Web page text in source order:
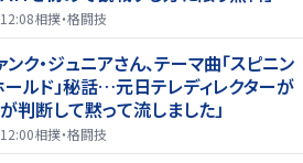
相撲・格闘技
ンク・ジュニアさん、テーマ曲「スピニン
ールド」秘話…元日テレディレクターが
判断して黙って流しました」
相撲・格闘技